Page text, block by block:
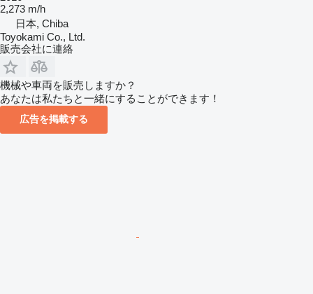
2,273 m/h
日本, Chiba
Toyokami Co., Ltd.
販売会社に連絡
機械や車両を販売しますか？
あなたは私たちと一緒にすることができます！
広告を掲載する